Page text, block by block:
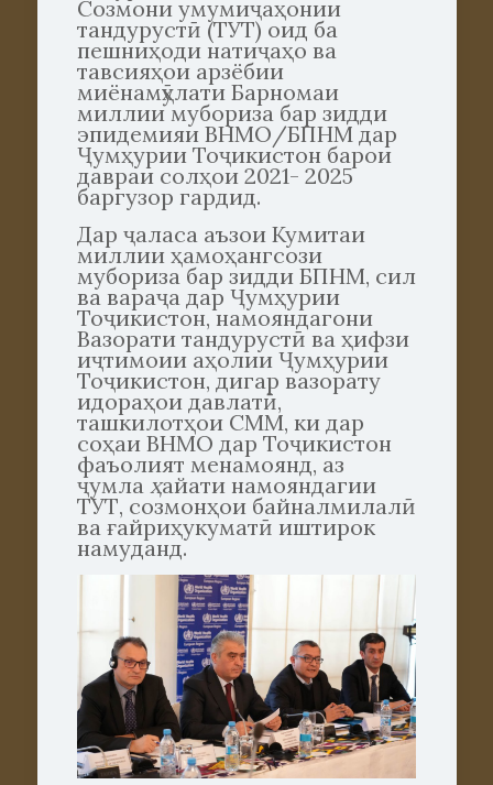
Созмони умумиҷаҳонии
тандурустӣ (ТУТ) оид ба
пешниҳоди натиҷаҳо ва
тавсияҳои арзёбии
миёнамӯҳлати Барномаи
миллии мубориза бар зидди
эпидемияи ВНМО/БПНМ дар
Ҷумҳурии Тоҷикистон барои
давраи солҳои 2021- 2025
баргузор гардид.
Дар ҷаласа аъзои Кумитаи
миллии ҳамоҳангсози
мубориза бар зидди БПНМ, сил
ва вараҷа дар Ҷумҳурии
Тоҷикистон, намояндагони
Вазорати тандурустӣ ва ҳифзи
иҷтимоии аҳолии Ҷумҳурии
Тоҷикистон, дигар вазорату
идораҳои давлатӣ,
ташкилотҳои СММ, ки дар
соҳаи ВНМО дар Тоҷикистон
фаъолият менамоянд, аз
ҷумла ҳайати намояндагии
ТУТ, созмонҳои байналмилалӣ
ва ғайриҳукуматӣ иштирок
намуданд.